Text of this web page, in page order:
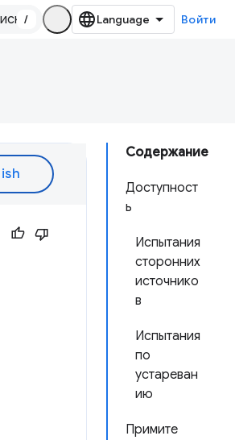
/ Войти
Содержание
Доступност
ь
Испытания
сторонних
источнико
в
Испытания
по
устареван
ию
Примите